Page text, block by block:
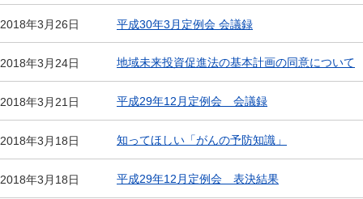
2018年3月26日 平成30年3月定例会 会議録
2018年3月24日 地域未来投資促進法の基本計画の同意について
2018年3月21日 平成29年12月定例会 会議録
2018年3月18日 知ってほしい「がんの予防知識」
2018年3月18日 平成29年12月定例会 表決結果